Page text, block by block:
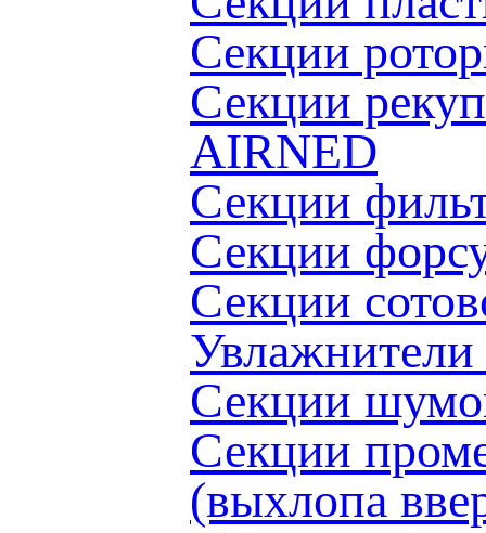
Cекции
Секции
AIRNED
Секции
Секции
Секции
Секции
Секции
(выхлопа